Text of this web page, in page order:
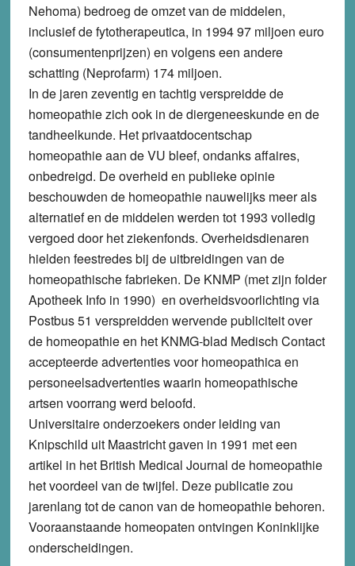
Nehoma) bedroeg de omzet van de middelen,
inclusief de fytotherapeutica, in 1994 97 miljoen euro
(consumentenprijzen) en volgens een andere
schatting (Neprofarm) 174 miljoen.
In de jaren zeventig en tachtig verspreidde de
homeopathie zich ook in de diergeneeskunde en de
tandheelkunde. Het privaatdocentschap
homeopathie aan de VU bleef, ondanks affaires,
onbedreigd. De overheid en publieke opinie
beschouwden de homeopathie nauwelijks meer als
alternatief en de middelen werden tot 1993 volledig
vergoed door het ziekenfonds. Overheidsdienaren
hielden feestredes bij de uitbreidingen van de
homeopathische fabrieken. De KNMP (met zijn folder
Apotheek Info in 1990) en overheidsvoorlichting via
Postbus 51 verspreidden wervende publiciteit over
de homeopathie en het KNMG-blad Medisch Contact
accepteerde advertenties voor homeopathica en
personeelsadvertenties waarin homeopathische
artsen voorrang werd beloofd.
Universitaire onderzoekers onder leiding van
Knipschild uit Maastricht gaven in 1991 met een
artikel in het British Medical Journal de homeopathie
het voordeel van de twijfel. Deze publicatie zou
jarenlang tot de canon van de homeopathie behoren.
Vooraanstaande homeopaten ontvingen Koninklijke
onderscheidingen.